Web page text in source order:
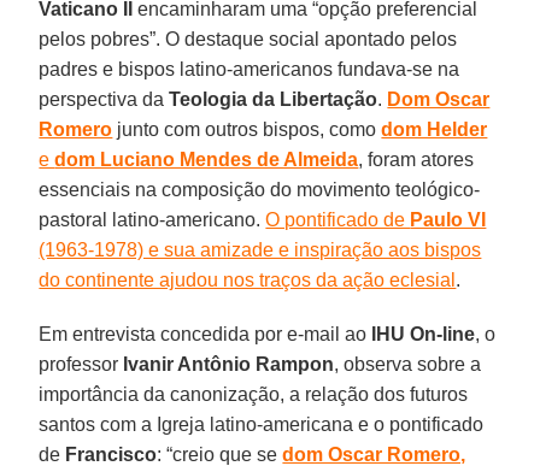
Vaticano II
encaminharam uma “opção preferencial
pelos pobres”. O destaque social apontado pelos
padres e bispos latino-americanos fundava-se na
perspectiva daTeologia da Libertação. Dom Oscar
Romero junto com outros bispos, comodom Helder
edom Luciano Mendes de Almeida, foram atores
essenciais na composição do movimento teológico-
pastoral latino-americano.O pontificado de Paulo VI
(1963-1978) e sua amizade e inspiração aos bispos
do continente ajudou nos traços da ação eclesial .
Em entrevista concedida por e-mail ao IHU On-line, o
professor Ivanir Antônio Rampon, observa sobre a
importância da canonização, a relação dos futuros
santos com a Igreja latino-americana e o pontificado
de Francisco: “creio que sedom Oscar Romero,